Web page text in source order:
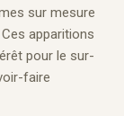
sur mesure
apparitions
pour le sur-
faire